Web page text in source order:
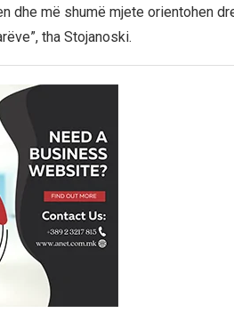
dhe më shumë mjete orientohen
tha Stojanoski.